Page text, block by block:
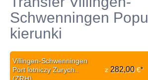
Schwenningen
kierunki
Villingen-Schwenningen
Port lotniczy Zurych..
z 282,00€*